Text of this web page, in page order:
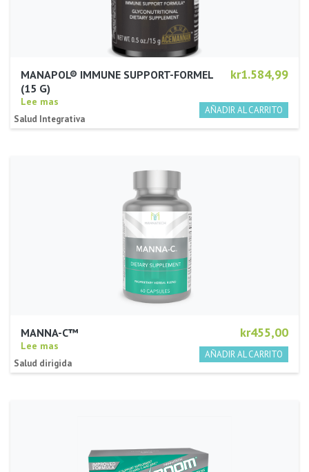
kr1.584,99
MANAPOL® IMMUNE SUPPORT-FORMEL
(15 G)
Lee mas
Salud Integrativa
kr455,00
MANNA-C™
Lee mas
Salud dirigida